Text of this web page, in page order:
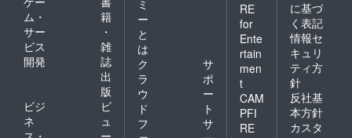
ム・
サー
ビス
開発
籍
・
雑
誌
出
版
ビジ
ネ
ビ
ュ
ミ
ー
と
は
ク
ラ
ウ
ド
フ
サ
ポ
ー
ト
サ
RE
for
Ente
rtain
men
t
CAM
PFI
RE
に基づ
く表記
情報セ
キュリ
ティ方
針
反社基
本方針
カスタ